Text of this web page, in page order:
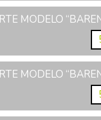
MODELO
MODELO